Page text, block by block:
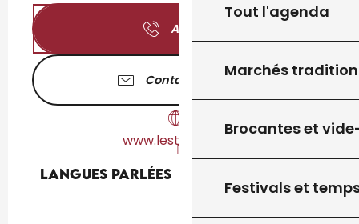
Tout l'agenda
Marchés
Brocantes et
Festivals et
Appeler
Contactez-nous
www.lestroisl.com
Langues parlées
Langues parlées